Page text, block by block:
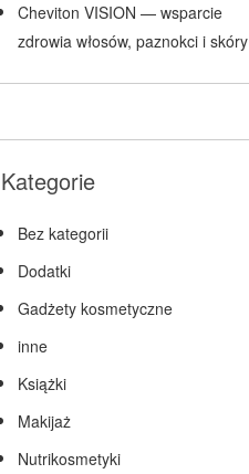
Cheviton VISION — wsparcie
zdrowia włosów, paznokci i skóry
Kategorie
Bez kategorii
Dodatki
Gadżety kosmetyczne
inne
Książki
Makijaż
Nutrikosmetyki